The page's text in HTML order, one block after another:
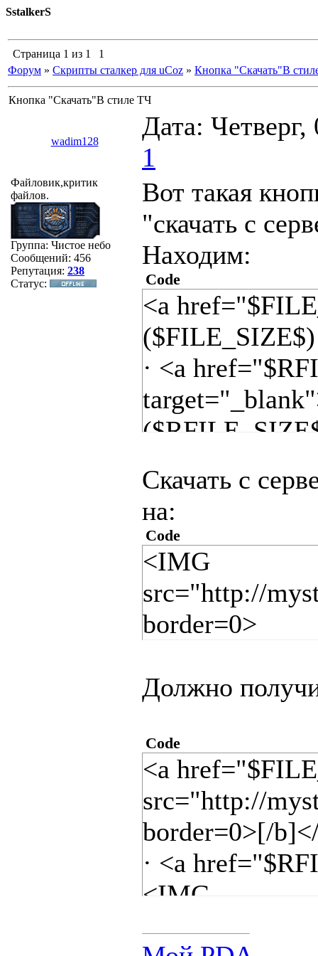
SstalkerS
Страница 1 из 1
1
Форум » Скрипты сталкер для uCoz » Кнопка "Скачать"В
Кнопка "Скачать"В стиле ТЧ
wadim128
Дата:
1
Файловик,критик
файлов.
Группа: Чистое небо
Сообщений: 456
Репутация: 238
Статус:
Вот такая
"скачать с
Находим:
Code
<a
· <a
Скачать с
на:
Code
<IMG
src="http://
border=0>
Должно
Code
<a
src="http://
border=0>[/
· <a
<IMG
src="http://